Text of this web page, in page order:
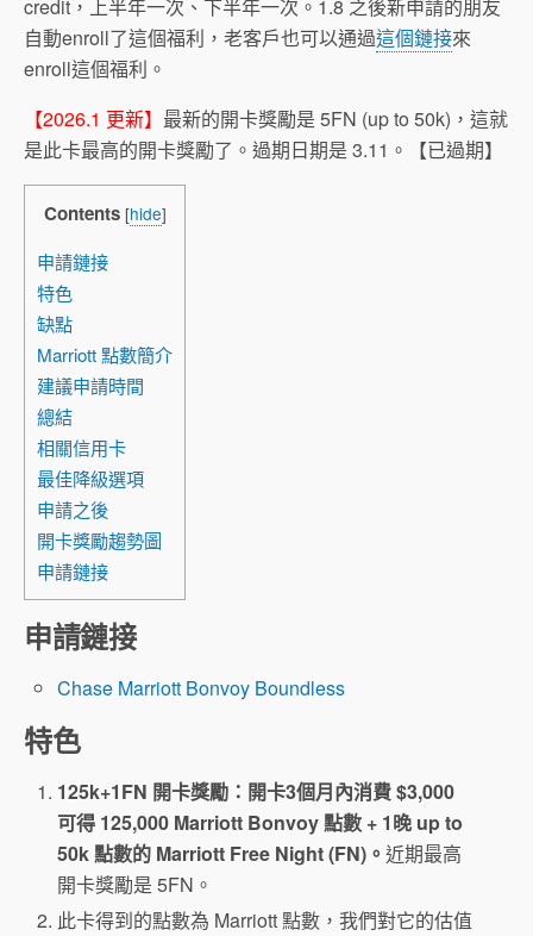
credit，上半年一次、下半年一次。1.8 之後新申請的朋友
自動enroll了這個福利，老客戶也可以通過這個鏈接來
enroll這個福利。
【2026.1 更新】 最新的開卡獎勵是 5FN (up to 50k)，這就
是此卡最高的開卡獎勵了。過期日期是 3.11。【已過期】
Contents [hide]
申請鏈接
特色
缺點
Marriott 點數簡介
建議申請時間
總結
相關信用卡
最佳降級選項
申請之後
開卡獎勵趨勢圖
申請鏈接
申請鏈接
Chase Marriott Bonvoy Boundless
特色
125k+1FN 開卡獎勵：開卡3個月內消費 $3,000
可得 125,000 Marriott Bonvoy 點數 + 1晚 up to
50k 點數的 Marriott Free Night (FN)。近期最高
開卡獎勵是 5FN。
此卡得到的點數為 Marriott 點數，我們對它的估值